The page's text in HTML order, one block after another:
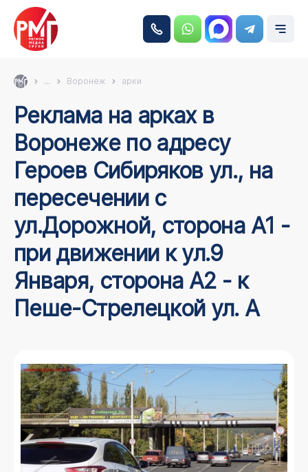
... Воронеж арки
Реклама на арках в
Воронеже по адресу
Героев Сибиряков ул., на
пересечении с
ул.Дорожной, сторона А1 -
при движении к ул.9
Января, сторона А2 - к
Пеше-Стрелецкой ул. А